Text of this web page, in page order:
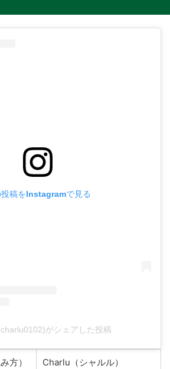
投稿をInstagramで見る
がシェアした投稿
方） Charlu（シャルル）